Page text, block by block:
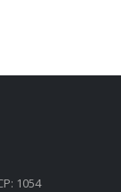
1054